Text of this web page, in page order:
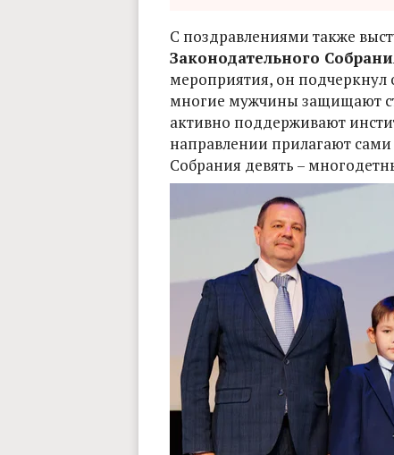
С поздравлениями также
Законодательного
мероприятия, он подчеркнул
многие мужчины защищают
активно поддерживают
направлении прилагают
Собрания девять –